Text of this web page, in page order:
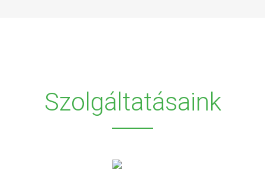
Szolgáltatásaink